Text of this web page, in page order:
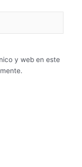
y web en este